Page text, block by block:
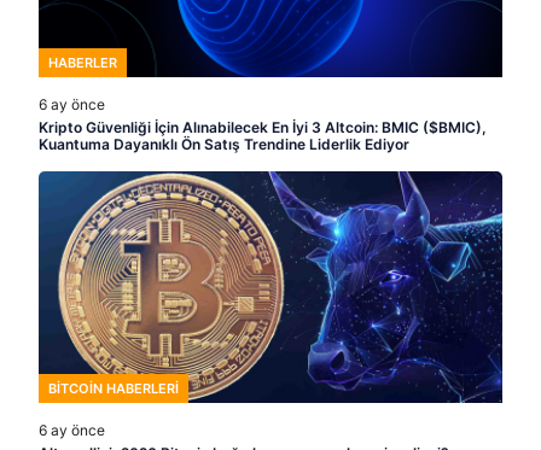
HABERLER
6 ay önce
Kripto Güvenliği İçin Alınabilecek En İyi 3 Altcoin: BMIC ($BMIC),
Kuantuma Dayanıklı Ön Satış Trendine Liderlik Ediyor
BITCOIN HABERLERI
6 ay önce